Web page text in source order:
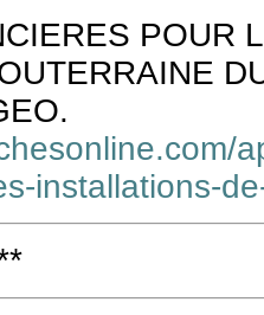
POUR
installations-